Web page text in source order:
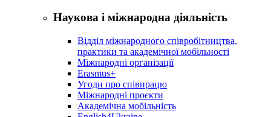
Наукова і міжнародна діяльність
Відділ міжнародного співробітництва,
практики та академічної мобільності
Міжнародні організації
Erasmus+
Угоди про співпрацю
Міжнародні проєкти
Академічна мобільність